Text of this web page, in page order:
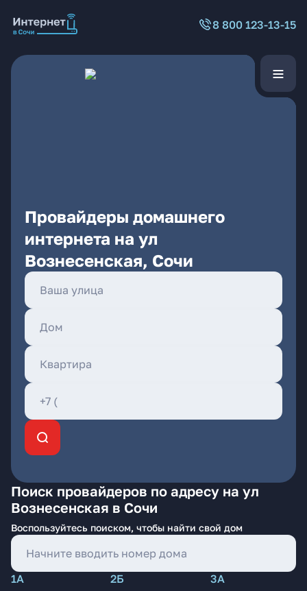
8 800 123-13-15
Провайдеры домашнего
интернета на ул
Вознесенская, Сочи
Поиск провайдеров по адресу на ул
Вознесенская в Сочи
Воспользуйтесь поиском, чтобы найти свой дом
1А 2Б
3А